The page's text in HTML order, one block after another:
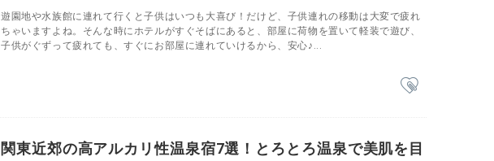
遊園地や水族館に連れて行くと子供はいつも大喜び！だけど、子供連れの移動は⼤変で疲れ
ちゃいますよね。そんな時にホテルがすぐそばにあると、部屋に荷物を置いて軽装で遊び、
⼦供がぐずって疲れても、すぐにお部屋に連れていけるから、安心♪...
関東近郊の高アルカリ性温泉宿7選！とろとろ温泉で美肌を目